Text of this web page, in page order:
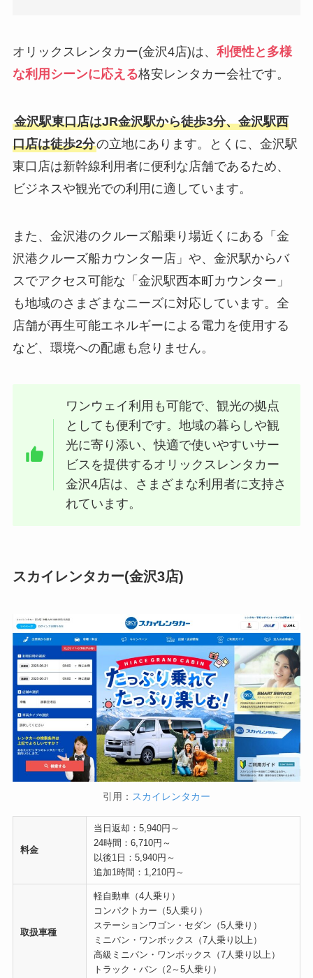
オリックスレンタカー(金沢4店)は、 利便性と多様
な利用シーンに応える格安レンタカー会社です。
金沢駅東口店はJR金沢駅から徒歩3分、金沢駅西
口店は徒歩2分の立地にあります。とくに、金沢駅
東口店は新幹線利用者に便利な店舗であるため、
ビジネスや観光での利用に適しています。
また、金沢港のクルーズ船乗り場近くにある「金
沢港クルーズ船カウンター店」や、金沢駅からバ
スでアクセス可能な「金沢駅西本町カウンター」
も地域のさまざまなニーズに対応しています。全
店舗が再生可能エネルギーによる電力を使用する
など、環境への配慮も怠りません。
ワンウェイ利用も可能で、観光の拠点
としても便利です。地域の暮らしや観
光に寄り添い、快適で使いやすいサー
ビスを提供するオリックスレンタカー
金沢4店は、さまざまな利用者に支持さ
れています。
スカイレンタカー(金沢3店)
引用： スカイレンタカー
料金
当日返却：5,940円～
24時間：6,710円～
以後1日：5,940円～
追加1時間：1,210円～
取扱車種
軽自動車（4人乗り）
コンパクトカー（5人乗り）
ステーションワゴン・セダン（5人乗り）
ミニバン・ワンボックス（7人乗り以上）
高級ミニバン・ワンボックス（7人乗り以上）
トラック・バン（2～5人乗り）